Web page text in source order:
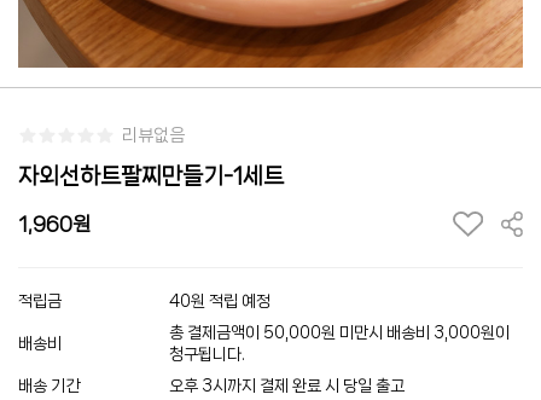
리뷰없음
자외선하트팔찌만들기-1세트
1,960
적립금 40원 적립 예정
배송비
총 결제금액이 50,000원 미만시 배송비 3,000원이
청구됩니다.
배송 기간
오후 3시까지 결제 완료 시 당일 출고